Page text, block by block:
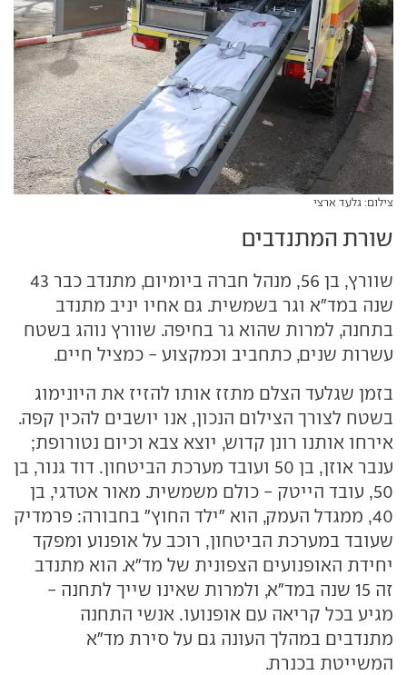
צילום: גלעד ארצי
שורת המתנדבים
שוורץ, בן 56, מנהל חברה ביומיום, מתנדב כבר 43
שנה במד"א וגר בשמשית. גם אחיו יניב מתנדב
בתחנה, למרות שהוא גר בחיפה. שוורץ נוהג בשטח
עשרות שנים, כתחביב וכמקצוע - כמציל חיים.
בזמן שגלעד הצלם מתזז אותו להזיז את היונימוג
בשטח לצורך הצילום הנכון, אנו יושבים להכין קפה.
אירחו אותנו רונן קדוש, יוצא צבא וכיום נטורופת;
ענבר אוזן, בן 50 ועובד מערכת הביטחון. דוד גנור, בן
50, עובד הייטק - כולם משמשית. מאור אטדגי, בן
40, ממגדל העמק, הוא "ילד החוץ" בחבורה: פרמדיק
שעובד במערכת הביטחון, רוכב על אופנוע ומפקד
יחידת האופנועים הצפונית של מד"א. הוא מתנדב
זה 15 שנה במד"א, ולמרות שאינו שייך לתחנה -
מגיע בכל קריאה עם אופנועו. אנשי התחנה
מתנדבים במהלך העונה גם על סירת מד"א
המשייטת בכנרת.